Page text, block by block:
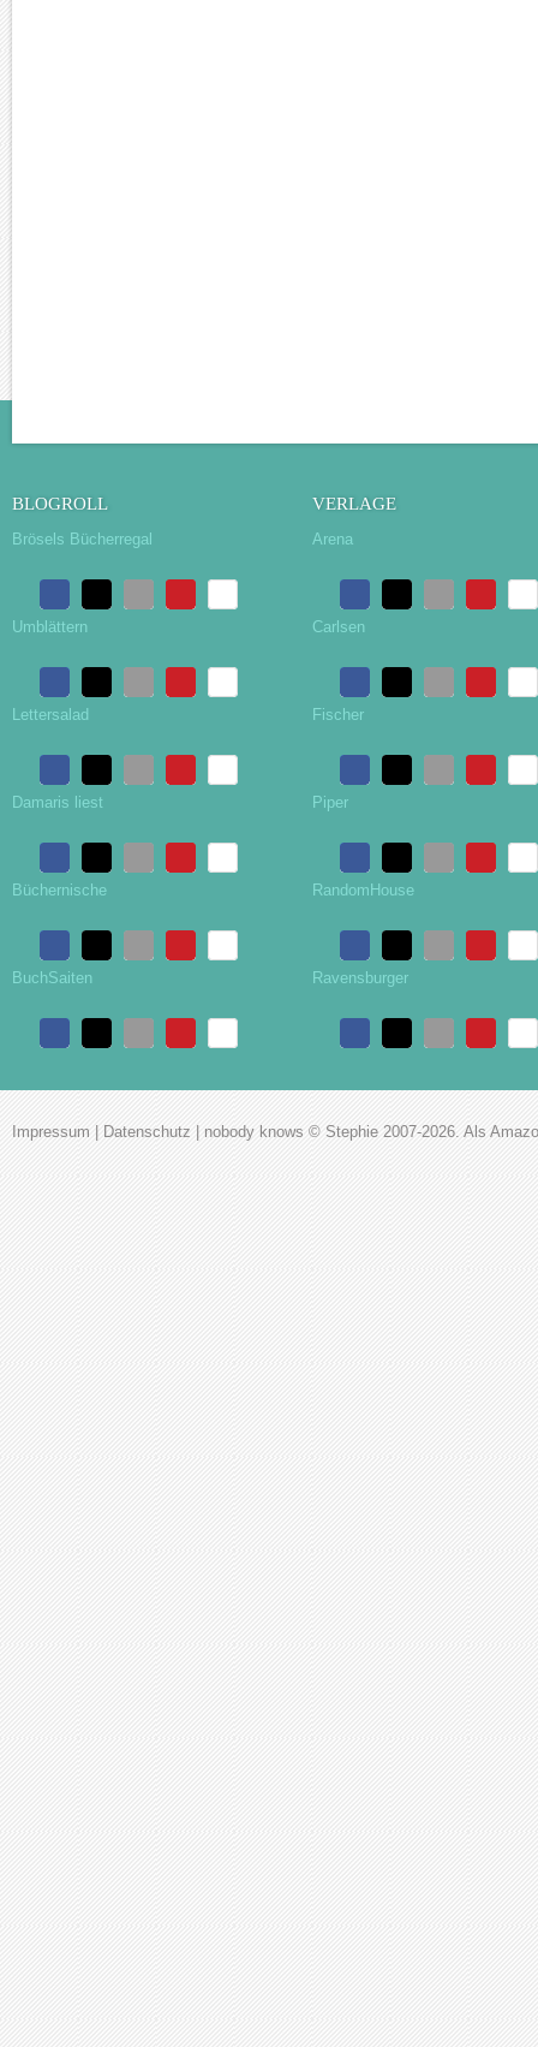
BLOGROLL
Brösels Bücherregal
Umblättern
Lettersalad
Damaris liest
Büchernische
BuchSaiten
VERLAGE
Arena
Carlsen
Fischer
Piper
RandomHouse
Ravensburger
Impressum Datenschutz nobody knows © Stephie 2007-2026. Als